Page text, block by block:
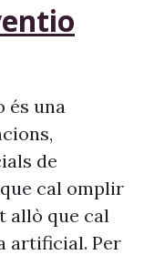
és una
de
cal omplir
allò que cal
artificial. Per